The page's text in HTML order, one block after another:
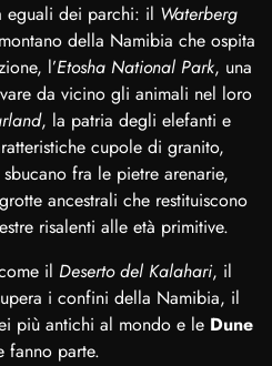
eguali dei parchi: il Waterberg
della Namibia che ospita
l’Etosha National Park, una
da vicino gli animali nel loro
, la patria degli elefanti e
cupole di granito,
fra le pietre arenarie,
ancestrali che restituiscono
risalenti alle età primitive.
il Deserto del Kalahari, il
i confini della Namibia, il
più antichi al mondo e le Dune
fanno parte.